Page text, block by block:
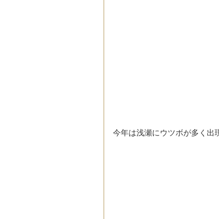
今年は浅瀬にウツボが多く出